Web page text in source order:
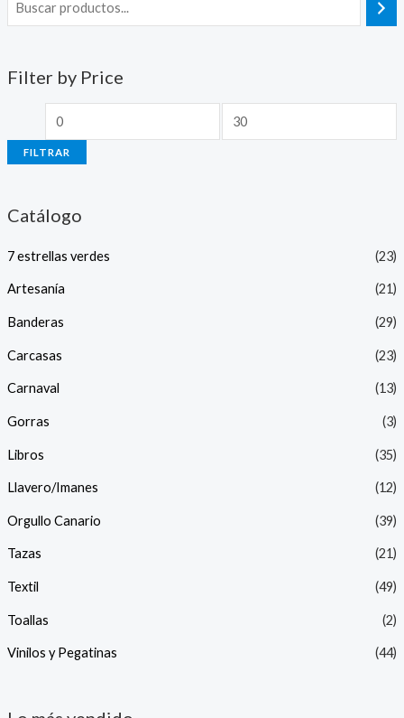
Filter by Price
FILTRAR
Catálogo
7 estrellas verdes (23)
Artesanía (21)
Banderas (29)
Carcasas (23)
Carnaval (13)
Gorras (3)
Libros (35)
Llavero/Imanes (12)
Orgullo Canario (39)
Tazas (21)
Textil (49)
Toallas (2)
Vinilos y Pegatinas (44)